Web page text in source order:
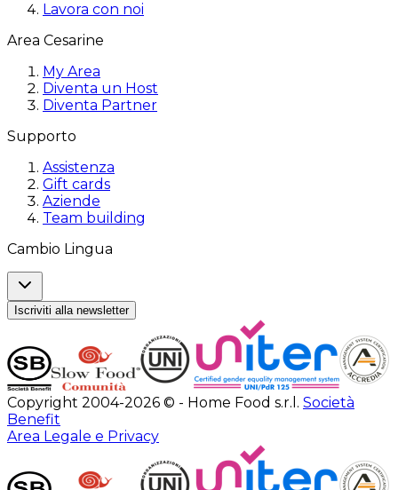
Lavora con noi
Area Cesarine
My Area
Diventa un Host
Diventa Partner
Supporto
Assistenza
Gift cards
Aziende
Team building
Cambio Lingua
Iscriviti alla newsletter
Copyright 2004-2026 © - Home Food s.r.l. Società
Benefit
Area Legale e Privacy